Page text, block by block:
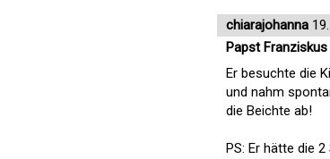
chiarajohanna
Papst
Er besuchte die
und nahm
die Beichte ab!
PS: Er hätte die 2